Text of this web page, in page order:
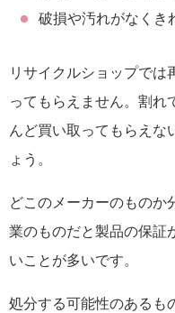
破損や汚れがなくき
リサイクルショップでは
ってもらえません。割れ
んど買い取ってもらえな
ょう。
どこのメーカーのものか
業のものだと製品の保証
いことが多いです。
処分する可能性のあるも